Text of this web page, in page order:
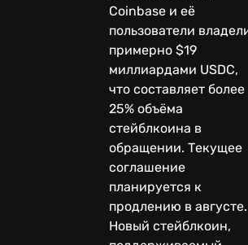
Coinbase и её
пользователи
примерно $19
миллиардами USDC,
что составляет более
25% объёма
стейблкоина в
обращении. Текущее
соглашение
планируется к
продлению в августе.
Новый стейблкоин,